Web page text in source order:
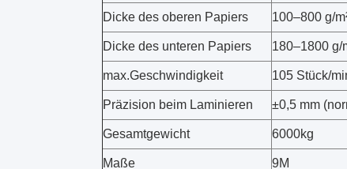
Dicke des oberen Papiers 100–800 g/
Dicke des unteren Papiers 180–1800 g/
max.Geschwindigkeit 105 Stück/
Präzision beim Laminieren ±0,5 mm
Gesamtgewicht 6000kg
Maße 9M